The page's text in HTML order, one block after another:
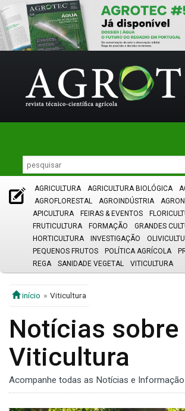
AGRICULTURA AGRICULTURA BIOLÓGICA
AGROFLORESTAL
AGROINDÚSTRIA
APICULTURA
FEIRAS & EVENTOS
FRUTICULTURA
FORMAÇÃO
GRANDES
HORTICULTURA
INVESTIGAÇÃO
PEQUENOS FRUTOS
POLÍTICA AGRÍCOLA
REGA
SANIDADE VEGETAL VITICULTURA
início Viticultura
Notícias sobre
Viticultura
Acompanhe todas as Notícias e